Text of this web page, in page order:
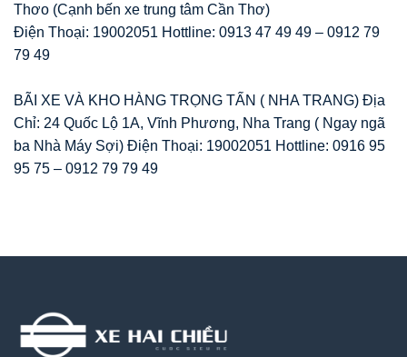
Thơo (Cạnh bến xe trung tâm Cần Thơ)
Điện Thoại: 19002051 Hottline: 0913 47 49 49 – 0912 79
79 49
BÃI XE VÀ KHO HÀNG TRỌNG TẤN ( NHA TRANG) Địa
Chỉ: 24 Quốc Lộ 1A, Vĩnh Phương, Nha Trang ( Ngay ngã
ba Nhà Máy Sợi) Điện Thoại: 19002051 Hottline: 0916 95
95 75 – 0912 79 79 49